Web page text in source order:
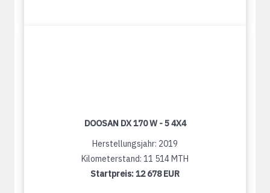
DOOSAN DX 170 W - 5 4X4
Herstellungsjahr: 2019
Kilometerstand: 11 514 MTH
Startpreis:12 678 EUR